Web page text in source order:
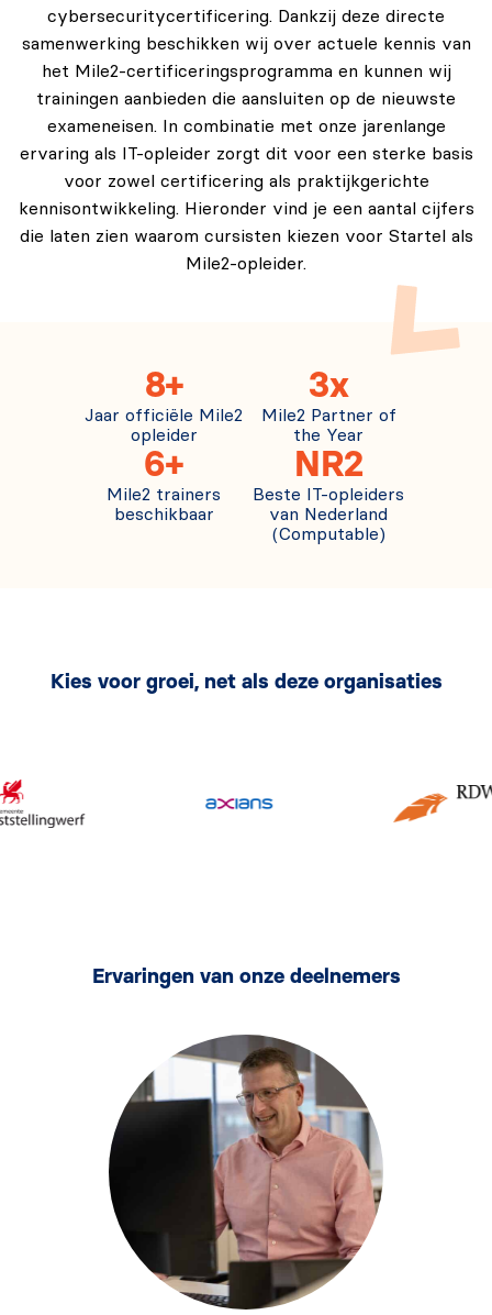
cybersecuritycertificering. Dankzij deze directe
samenwerking beschikken wij over actuele kennis van
het Mile2-certificeringsprogramma en kunnen wij
trainingen aanbieden die aansluiten op de nieuwste
exameneisen. In combinatie met onze jarenlange
ervaring als IT-opleider zorgt dit voor een sterke basis
voor zowel certificering als praktijkgerichte
kennisontwikkeling. Hieronder vind je een aantal cijfers
die laten zien waarom cursisten kiezen voor Startel als
Mile2-opleider.
8+
Jaar officiële Mile2
opleider
3x
Mile2 Partner of
the Year
6+
Mile2 trainers
beschikbaar
NR2
Beste IT-opleiders
van Nederland
(Computable)
Kies voor groei, net als deze organisaties
Ervaringen van onze deelnemers